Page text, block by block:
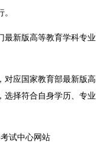
最新版高等教育学科专业
对应国家教育部最新版高
选择符合自身学历、专业
试中心网站